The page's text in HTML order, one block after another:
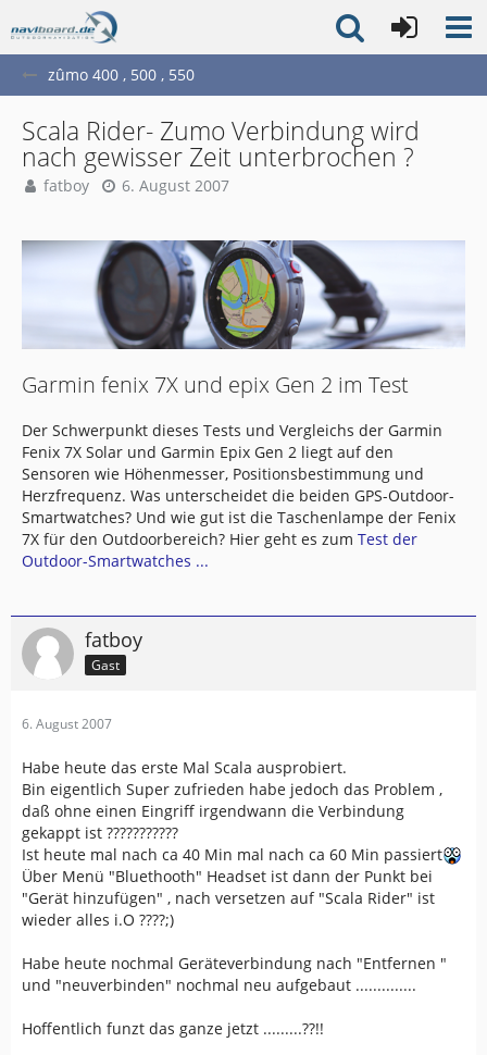
zûmo 400 , 500 , 550
Scala Rider- Zumo Verbindung wird
nach gewisser Zeit unterbrochen ?
fatboy 6. August 2007
Garmin fenix 7X und epix Gen 2 im Test
Der Schwerpunkt dieses Tests und Vergleichs der Garmin
Fenix 7X Solar und Garmin Epix Gen 2 liegt auf den
Sensoren wie Höhenmesser, Positionsbestimmung und
Herzfrequenz. Was unterscheidet die beiden GPS-Outdoor-
Smartwatches? Und wie gut ist die Taschenlampe der Fenix
7X für den Outdoorbereich? Hier geht es zum Test der
Outdoor-Smartwatches ...
fatboy
Gast
6. August 2007
Habe heute das erste Mal Scala ausprobiert.
Bin eigentlich Super zufrieden habe jedoch das Problem ,
daß ohne einen Eingriff irgendwann die Verbindung
gekappt ist ???????????
Ist heute mal nach ca 40 Min mal nach ca 60 Min passiert
Über Menü "Bluethooth" Headset ist dann der Punkt bei
"Gerät hinzufügen" , nach versetzen auf "Scala Rider" ist
wieder alles i.O ????;)
Habe heute nochmal Geräteverbindung nach "Entfernen "
und "neuverbinden" nochmal neu aufgebaut ..............
Hoffentlich funzt das ganze jetzt .........??!!